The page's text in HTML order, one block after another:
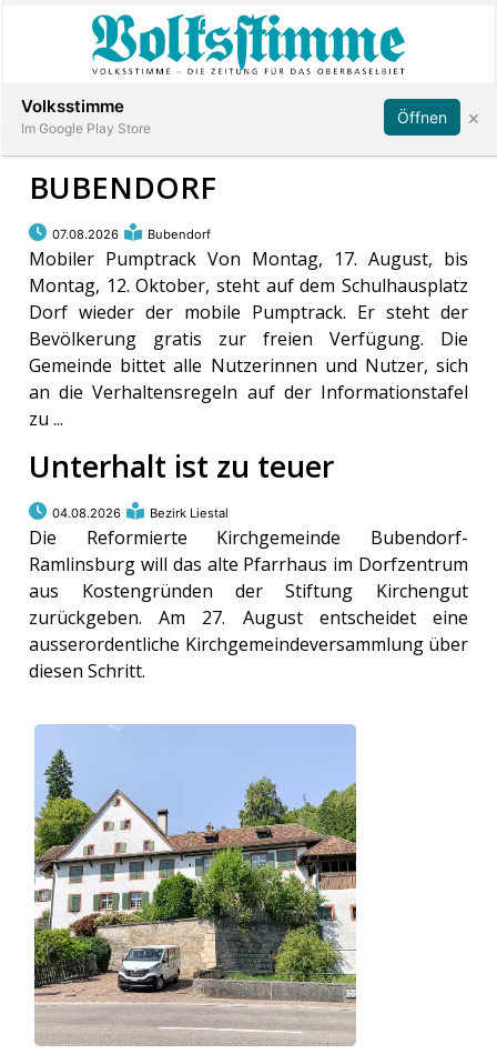
Immobilien
Veranstaltungen
Stellen
Fussball
Abonnieren Anmelden
BUBENDORF
07.08.2026 Bubendorf
Mobiler Pumptrack Von Montag, 17. August, bis
Montag, 12. Oktober, steht auf dem Schulhausplatz
Dorf wieder der mobile Pumptrack. Er steht der
Bevölkerung gratis zur freien Verfügung. Die
Gemeinde bittet alle Nutzerinnen und Nutzer, sich
an die Verhaltensregeln auf der Informationstafel
zu ...
Unterhalt ist zu teuer
04.08.2026 Bezirk Liestal
Die Reformierte Kirchgemeinde Bubendorf-
Ramlinsburg will das alte Pfarrhaus im Dorfzentrum
aus Kostengründen der Stiftung Kirchengut
zurückgeben. Am 27. August entscheidet eine
ausserordentliche Kirchgemeindeversammlung über
diesen Schritt.
Volksstimme
Im Google Play Store
Öffnen ×